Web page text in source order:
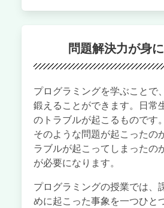
問題解決力が身
プログラミングを学ぶことで
鍛えることができます。日常
のトラブルが起こるものです
そのような問題が起こったの
ラブルが起こってしまったの
が必要になります。
プログラミングの授業では、
めに起こった事象を一つひと